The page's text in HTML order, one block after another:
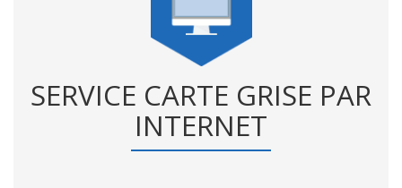
SERVICE CARTE GRISE PAR
INTERNET